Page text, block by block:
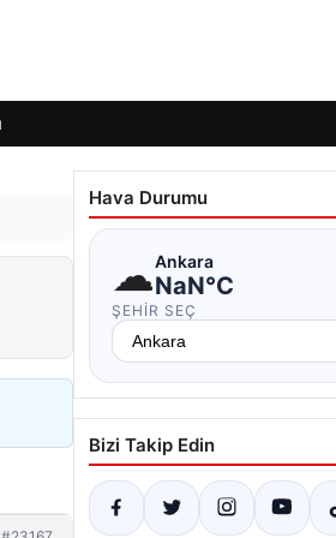
Hava Durumu
☁Ankara
NaN°C
ŞEHIR SEÇ
Bizi Takip Edin